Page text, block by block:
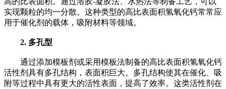
实现颗粒的均一分散。这种类型的高比表面积氢氧化钙常常应
用于催化剂的载体，吸附材料等领域。
2. 多孔型
通过添加模板剂或采用模板法制备的高比表面积氢氧化钙
活性剂具有多孔结构，表面积巨大。多孔结构使其在催化、吸
附等过程中具有更大的活性表面，提高了效率。这类活性剂在